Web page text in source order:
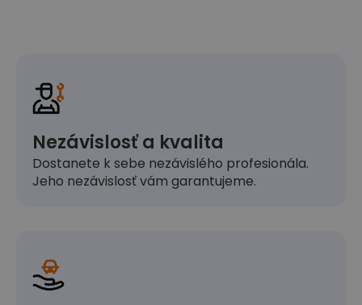
Nezávislosť a kvalita
Dostanete k sebe nezávislého profesionála.
Jeho nezávislosť vám garantujeme.